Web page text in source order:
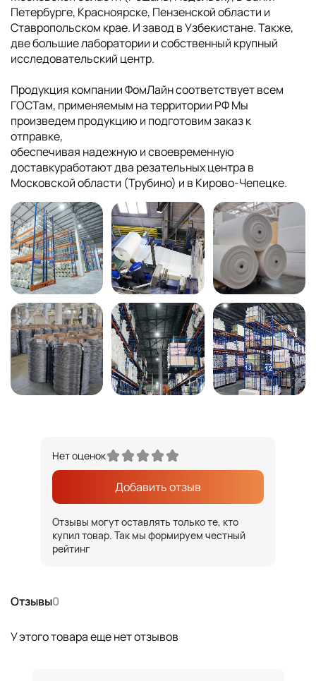
Петербурге, Красноярске, Пензенской области и
Ставропольском крае. И завод в Узбекистане. Также,
две большие лаборатории и собственный крупный
исследовательский центр.
Продукция компании ФомЛайн соответствует всем
ГОСТам, применяемым на территории РФ Мы
произведем продукцию и подготовим заказ к
отправке,
обеспечивая надежную и своевременную
доставкуработают два резательных центра в
Московской области (Трубино) и в Кирово-Чепецке.
Отзывы0
У этого товара еще нет отзывов
Нет оценок
Добавить отзыв
Отзывы могут оставлять только те, кто
купил товар. Так мы формируем честный
рейтинг